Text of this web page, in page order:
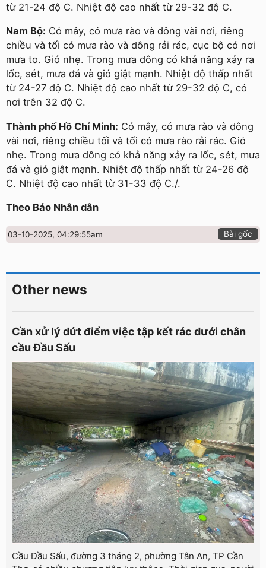
từ 21-24 độ C. Nhiệt độ cao nhất từ 29-32 độ C.
Nam Bộ: Có mây, có mưa rào và dông vài nơi, riêng
chiều và tối có mưa rào và dông rải rác, cục bộ có nơi
mưa to. Gió nhẹ. Trong mưa dông có khả năng xảy ra
lốc, sét, mưa đá và gió giật mạnh. Nhiệt độ thấp nhất
từ 24-27 độ C. Nhiệt độ cao nhất từ 29-32 độ C, có
nơi trên 32 độ C.
Thành phố Hồ Chí Minh: Có mây, có mưa rào và dông
vài nơi, riêng chiều tối và tối có mưa rào rải rác. Gió
nhẹ. Trong mưa dông có khả năng xảy ra lốc, sét, mưa
đá và gió giật mạnh. Nhiệt độ thấp nhất từ 24-26 độ
C. Nhiệt độ cao nhất từ 31-33 độ C./.
Theo Báo Nhân dân
03-10-2025, 04:29:55am Bài gốc
Other news
Cần xử lý dứt điểm việc tập kết rác dưới chân
cầu Đầu Sấu
Cầu Đầu Sấu, đường 3 tháng 2, phường Tân An, TP Cần